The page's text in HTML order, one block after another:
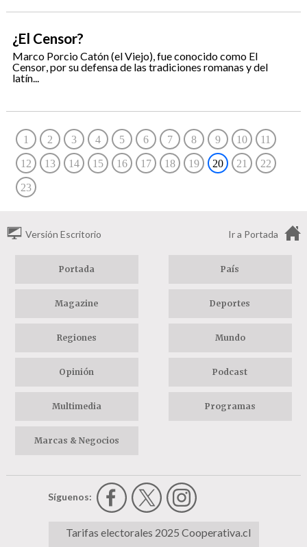
¿El Censor?
Marco Porcio Catón (el Viejo), fue conocido como El
Censor, por su defensa de las tradiciones romanas y del
latín...
1 2 3 4 5 6 7 8 9 10 11
12 13 14 15 16 17 18 19 20 21 22
23
Versión Escritorio Ir a Portada
Portada País
Magazine Deportes
Regiones Mundo
Opinión Podcast
Multimedia Programas
Marcas & Negocios
Síguenos:
Tarifas electorales 2025 Cooperativa.cl